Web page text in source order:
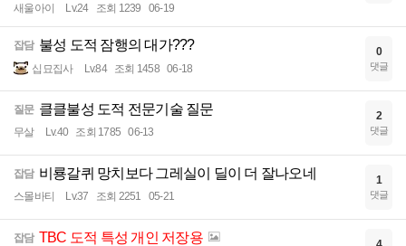
새울아이 Lv.24 조회 1239 06-19
잡담 불성 도적 잠행의 대가???
십묘집사 Lv.84 조회 1458 06-18
0
댓글
질문 클클불성 도적 전문기술 질문
무살 Lv.40 조회 1785 06-13
2
댓글
잡담 비룡갈퀴 망치보다 그레실이 딜이 더 잘나오네
스몰바티 Lv.37 조회 2251 05-21
1
댓글
잡담 TBC 도적 특성 개인 저장용